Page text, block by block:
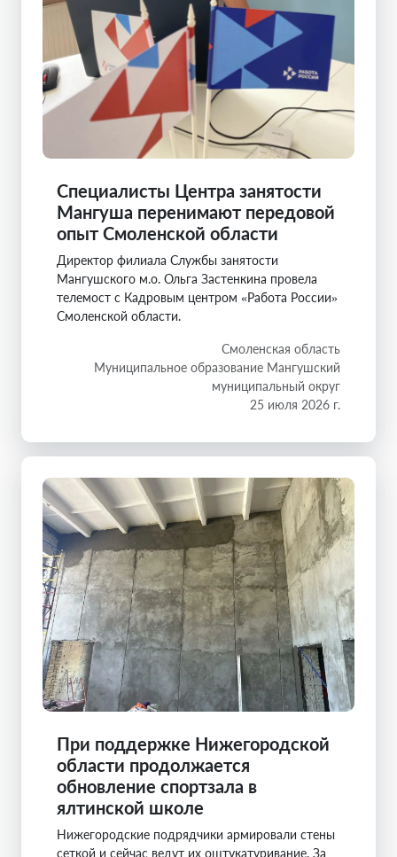
Специалисты Центра занятости
Мангуша перенимают передовой
опыт Смоленской области
Директор филиала Службы занятости
Мангушского м.о. Ольга Застенкина провела
телемост с Кадровым центром «Работа России»
Смоленской области.
Смоленская область
Муниципальное образование Мангушский
муниципальный округ
25 июля 2026 г.
При поддержке Нижегородской
области продолжается
обновление спортзала в
ялтинской школе
Нижегородские подрядчики армировали стены
сеткой и сейчас ведут их оштукатуривание. За